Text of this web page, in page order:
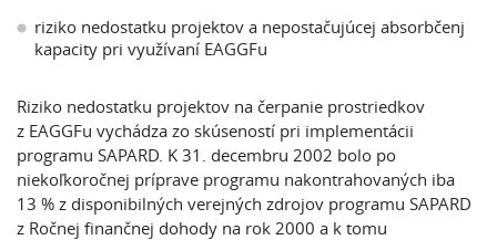
riziko nedostatku projektov a nepostačujúcej absorbčenj
kapacity pri využívaní EAGGFu
Riziko nedostatku projektov na čerpanie prostriedkov
z EAGGFu vychádza zo skúseností pri implementácii
programu SAPARD. K 31. decembru 2002 bolo po
niekoľkoročnej príprave programu nakontrahovaných iba
13 % z disponibilných verejných zdrojov programu SAPARD
z Ročnej finančnej dohody na rok 2000 a k tomu